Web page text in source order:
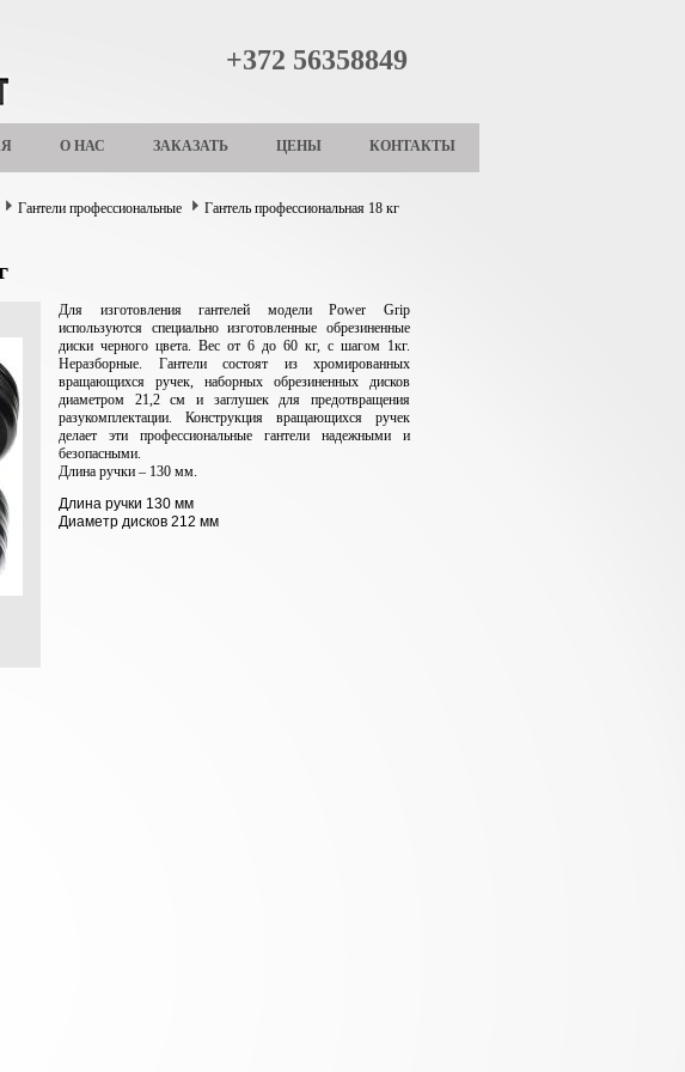
+372 56358849
О НАС ЗАКАЗАТЬ ЦЕНЫ КОНТАКТЫ
Гантели профессиональные Гантель профессиональная 18 кг
Для изготовления гантелей модели Power Grip
используются специально изготовленные обрезиненные
диски черного цвета. Вес от 6 до 60 кг, с шагом 1кг.
Неразборные. Гантели состоят из хромированных
вращающихся ручек, наборных обрезиненных дисков
диаметром 21,2 см и заглушек для предотвращения
разукомплектации. Конструкция вращающихся ручек
делает эти профессиональные гантели надежными и
безопасными.
Длина ручки – 130 мм.
Длина ручки 130 мм
Диаметр дисков 212 мм